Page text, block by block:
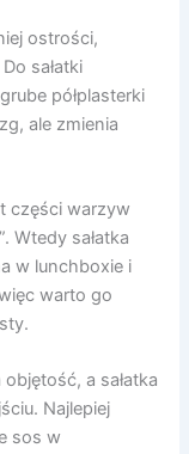
ostrości,
sałatki
półplasterki
ale zmienia
części warzyw
Wtedy sałatka
w lunchboxie i
warto go
a sałatka
Najlepiej
sos w